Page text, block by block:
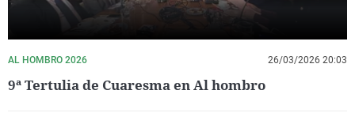
AL HOMBRO 2026 26/03/2026 20:03
9ª Tertulia de Cuaresma en Al hombro